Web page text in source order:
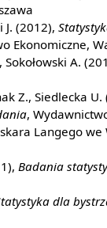
J. (2012),
Ekonomiczne,
Sokołowski A.
Z., Siedlecka
,
Langego we
Badania
dla